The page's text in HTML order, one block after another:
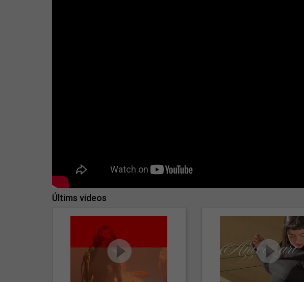
Últims videos